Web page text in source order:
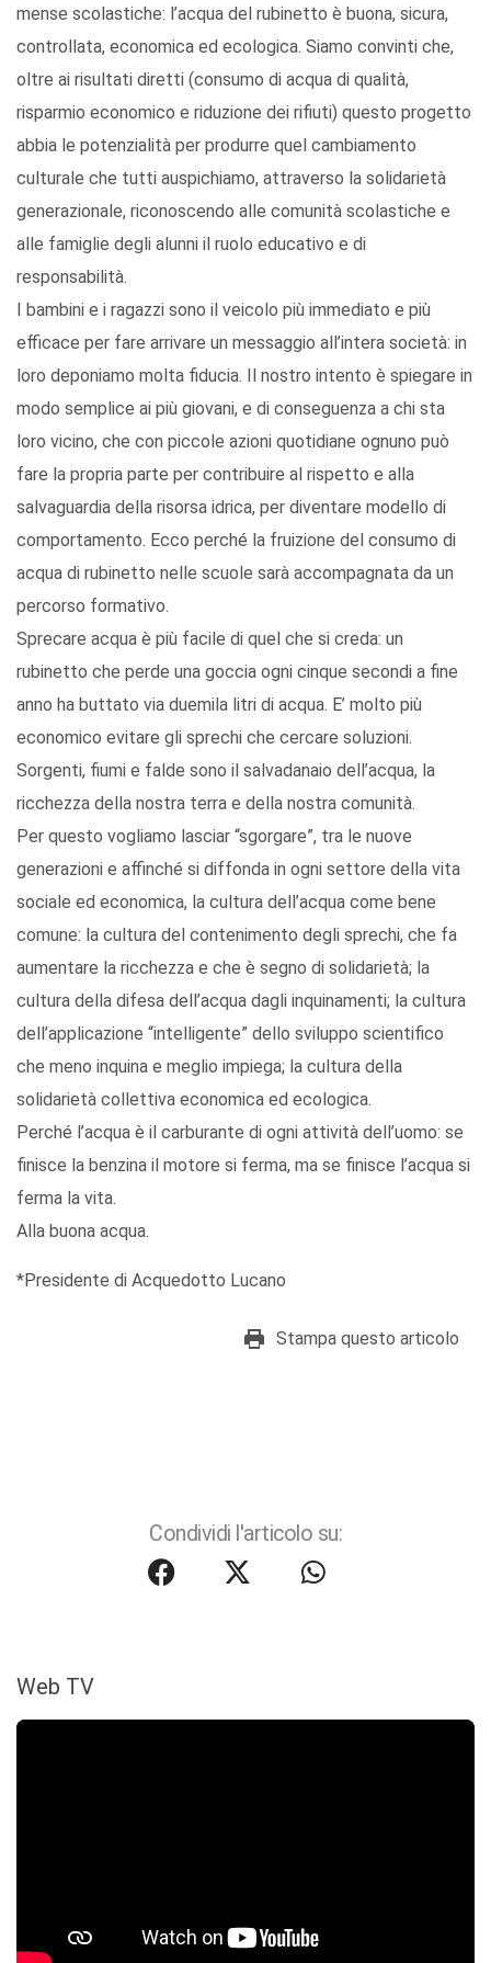
mense scolastiche: l’acqua del rubinetto è buona, sicura,
controllata, economica ed ecologica. Siamo convinti che,
oltre ai risultati diretti (consumo di acqua di qualità,
risparmio economico e riduzione dei rifiuti) questo progetto
abbia le potenzialità per produrre quel cambiamento
culturale che tutti auspichiamo, attraverso la solidarietà
generazionale, riconoscendo alle comunità scolastiche e
alle famiglie degli alunni il ruolo educativo e di
responsabilità.
I bambini e i ragazzi sono il veicolo più immediato e più
efficace per fare arrivare un messaggio all’intera società: in
loro deponiamo molta fiducia. Il nostro intento è spiegare in
modo semplice ai più giovani, e di conseguenza a chi sta
loro vicino, che con piccole azioni quotidiane ognuno può
fare la propria parte per contribuire al rispetto e alla
salvaguardia della risorsa idrica, per diventare modello di
comportamento. Ecco perché la fruizione del consumo di
acqua di rubinetto nelle scuole sarà accompagnata da un
percorso formativo.
Sprecare acqua è più facile di quel che si creda: un
rubinetto che perde una goccia ogni cinque secondi a fine
anno ha buttato via duemila litri di acqua. E’ molto più
economico evitare gli sprechi che cercare soluzioni.
Sorgenti, fiumi e falde sono il salvadanaio dell’acqua, la
ricchezza della nostra terra e della nostra comunità.
Per questo vogliamo lasciar “sgorgare”, tra le nuove
generazioni e affinché si diffonda in ogni settore della vita
sociale ed economica, la cultura dell’acqua come bene
comune: la cultura del contenimento degli sprechi, che fa
aumentare la ricchezza e che è segno di solidarietà; la
cultura della difesa dell’acqua dagli inquinamenti; la cultura
dell’applicazione “intelligente” dello sviluppo scientifico
che meno inquina e meglio impiega; la cultura della
solidarietà collettiva economica ed ecologica.
Perché l’acqua è il carburante di ogni attività dell’uomo: se
finisce la benzina il motore si ferma, ma se finisce l’acqua si
ferma la vita.
Alla buona acqua.
*Presidente di Acquedotto Lucano
Stampa questo articolo
Condividi l'articolo su:
Web TV